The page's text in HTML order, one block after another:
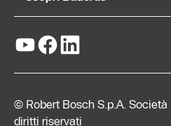
© Robert Bosch S.p.A.
diritti riservati